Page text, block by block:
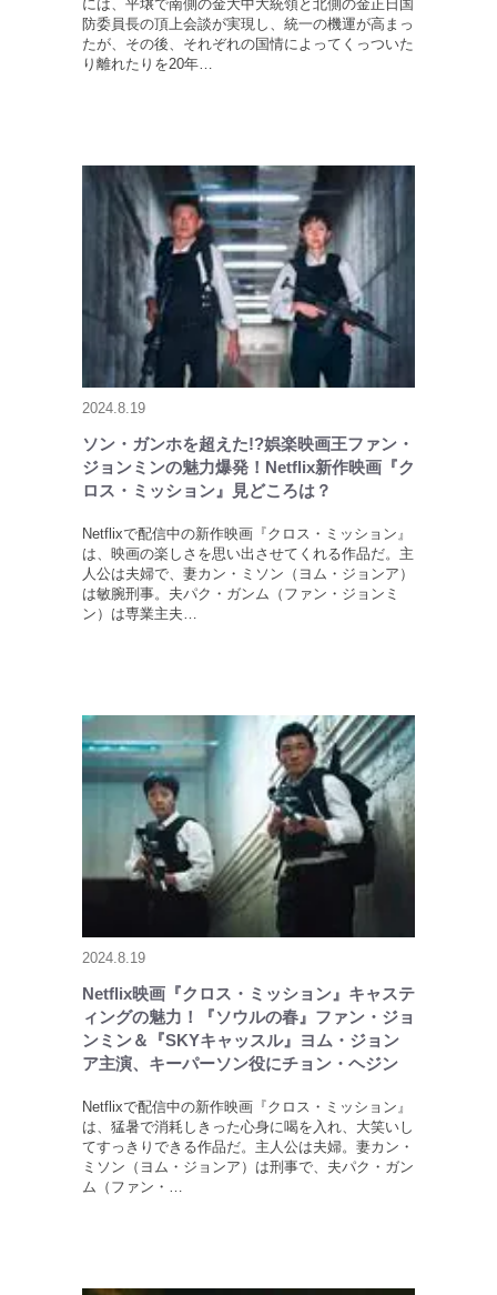
には、平壌で南側の金大中大統領と北側の金正日国
防委員長の頂上会談が実現し、統一の機運が高まっ
たが、その後、それぞれの国情によってくっついた
り離れたりを20年…
2024.8.19
ソン・ガンホを超えた!?娯楽映画王ファン・
ジョンミンの魅力爆発！Netflix新作映画『ク
ロス・ミッション』見どころは？
Netflixで配信中の新作映画『クロス・ミッション』
は、映画の楽しさを思い出させてくれる作品だ。主
人公は夫婦で、妻カン・ミソン（ヨム・ジョンア）
は敏腕刑事。夫パク・ガンム（ファン・ジョンミ
ン）は専業主夫…
2024.8.19
Netflix映画『クロス・ミッション』キャステ
ィングの魅力！『ソウルの春』ファン・ジョ
ンミン＆『SKYキャッスル』ヨム・ジョン
ア主演、キーパーソン役にチョン・ヘジン
Netflixで配信中の新作映画『クロス・ミッション』
は、猛暑で消耗しきった心身に喝を入れ、大笑いし
てすっきりできる作品だ。主人公は夫婦。妻カン・
ミソン（ヨム・ジョンア）は刑事で、夫パク・ガン
ム（ファン・…